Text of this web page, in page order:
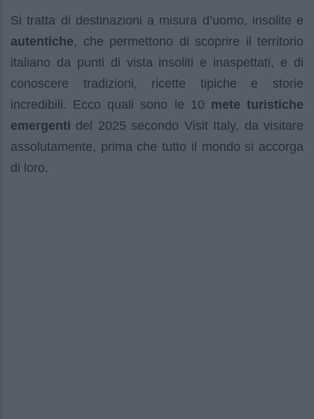
Si tratta di destinazioni a misura d’uomo, insolite e
autentiche, che permettono di scoprire il territorio
italiano da punti di vista insoliti e inaspettati, e di
conoscere tradizioni, ricette tipiche e storie
incredibili. Ecco quali sono le 10 mete turistiche
emergenti del 2025 secondo Visit Italy, da visitare
assolutamente, prima che tutto il mondo si accorga
di loro.